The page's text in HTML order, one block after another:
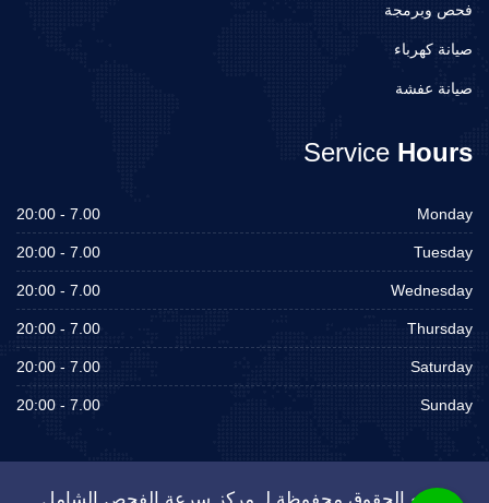
فحص وبرمجة
صيانة كهرباء
صيانة عفشة
Service Hours
Monday
7.00 - 20:00
Tuesday
7.00 - 20:00
Wednesday
7.00 - 20:00
Thursday
7.00 - 20:00
Saturday
7.00 - 20:00
Sunday
7.00 - 20:00